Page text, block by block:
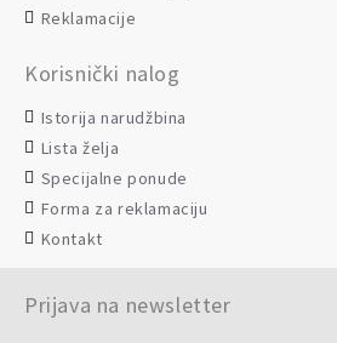
Reklamacije
Korisnički nalog
Istorija narudžbina
Lista želja
Specijalne ponude
Forma za reklamaciju
Kontakt
Prijava na newsletter